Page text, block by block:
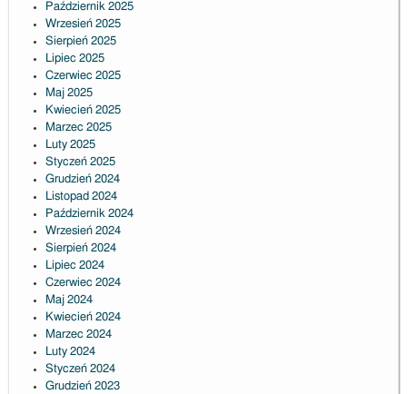
Październik 2025
Wrzesień 2025
Sierpień 2025
Lipiec 2025
Czerwiec 2025
Maj 2025
Kwiecień 2025
Marzec 2025
Luty 2025
Styczeń 2025
Grudzień 2024
Listopad 2024
Październik 2024
Wrzesień 2024
Sierpień 2024
Lipiec 2024
Czerwiec 2024
Maj 2024
Kwiecień 2024
Marzec 2024
Luty 2024
Styczeń 2024
Grudzień 2023